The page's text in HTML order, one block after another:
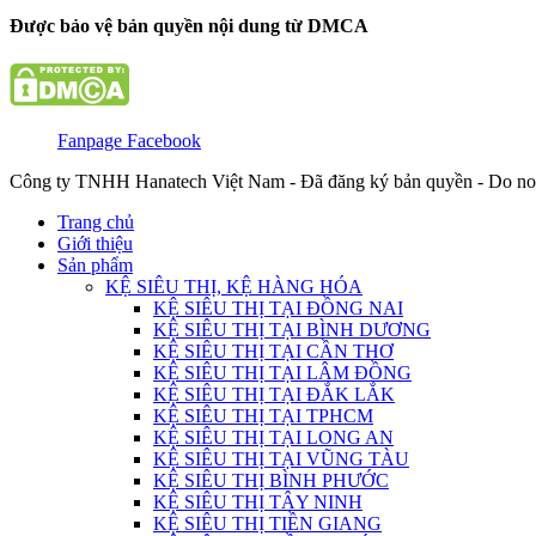
Được bảo vệ bản quyền nội dung từ DMCA
Fanpage Facebook
Công ty TNHH Hanatech Việt Nam - Đã đăng ký bản quyền - Do
Trang chủ
Giới thiệu
Sản phẩm
KỆ SIÊU THỊ, KỆ HÀNG HÓA
KỆ SIÊU THỊ TẠI ĐỒNG NAI
KỆ SIÊU THỊ TẠI BÌNH DƯƠNG
KỆ SIÊU THỊ TẠI CẦN THƠ
KỆ SIÊU THỊ TẠI LÂM ĐỒNG
KỆ SIÊU THỊ TẠI ĐẮK LẮK
KỆ SIÊU THỊ TẠI TPHCM
KỆ SIÊU THỊ TẠI LONG AN
KỆ SIÊU THỊ TẠI VŨNG TÀU
KỆ SIÊU THỊ BÌNH PHƯỚC
KỆ SIÊU THỊ TÂY NINH
KỆ SIÊU THỊ TIỀN GIANG